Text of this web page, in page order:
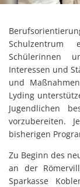
Schülerinnen
Interessen und
und
Lyding
Jugendlichen
vorzubereiten.
bisherigen
Zu Beginn des
an der
Sparkasse